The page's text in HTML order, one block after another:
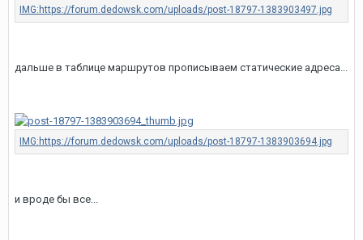
дальше в таблице маршрутов прописываем статические адреса...
и вроде бы все...